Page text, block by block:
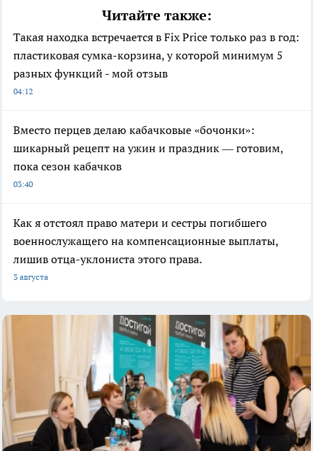
Читайте также:
Такая находка встречается в Fix Price только раз в год:
пластиковая сумка-корзина, у которой минимум 5
разных функций - мой отзыв
04:12
Вместо перцев делаю кабачковые «бочонки»:
шикарный рецепт на ужин и праздник — готовим,
пока сезон кабачков
03:40
Как я отстоял право матери и сестры погибшего
военнослужащего на компенсационные выплаты,
лишив отца-уклониста этого права.
3 августа